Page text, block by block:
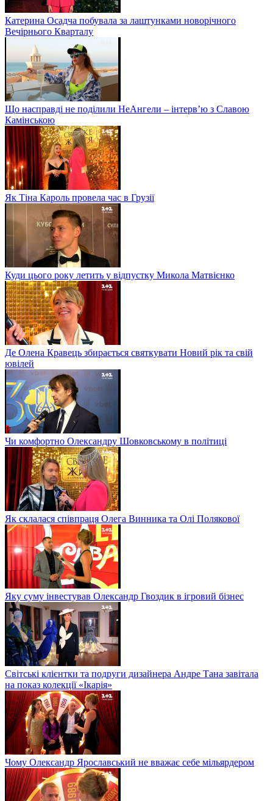
Катерина Осадча побувала за лаштунками новорічного
Вечірнього Кварталу
Що насправді не поділили НеАнгели – інтерв’ю з Славою
Камінською
Як Тіна Кароль провела час в Грузії
Куди цього року летить у відпустку Микола Матвієнко
Де Олена Кравець збирається святкувати Новий рік та свій
ювілей
Чи комфортно Олександру Шовковському в політиці
Як склалася співпраця Олега Винника та Олі Полякової
Яку суму інвестував Олександр Гвоздик в ігровий бізнес
Світські клієнтки та подруги дизайнера Андре Тана завітала
на показ колекції «Ікарія»
Чому Олександр Ярославський не вважає себе мільярдером